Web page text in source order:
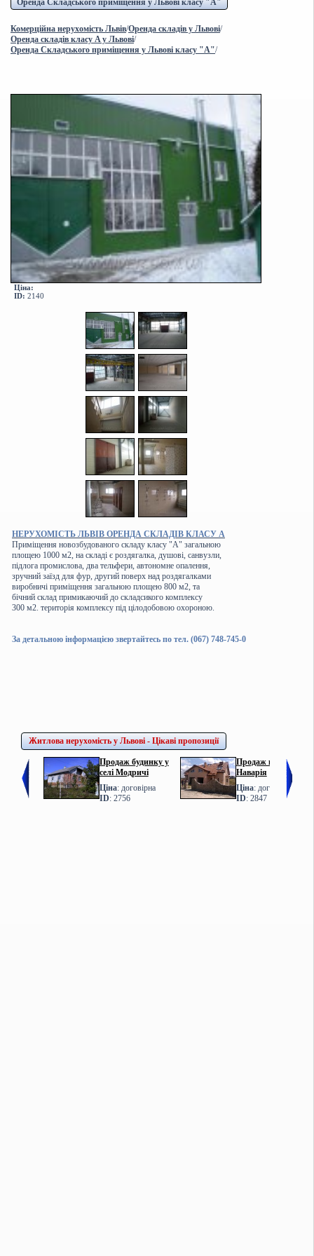
Оренда Складcького приміщення у Львові класу "A"
Комерційна нерухомість Львів/Оренда складів у Львові/
Оренда складів класу A у Львові/
Оренда Складcького приміщення у Львові класу "A"/
Ціна:
ID: 2140
НЕРУХОМІСТЬ ЛЬВІВ ОРЕНДА СКЛАДІВ КЛАСУ А
Приміщення новозбудованого складу класу "А" загальною
площею 1000 м2, на складі є роздягалка, душові, санвузли,
підлога промислова, два тельфери, автономне опалення,
зручний заїзд для фур, другий поверх над роздягалками
виробничі приміщення загальною площею 800 м2, та
бічний склад примикаючий до складсикого комплексу
300 м2. територія комплексу під цілодобовою охороною.
За детальною інформацією звертайтесь по тел. (067) 748-745-0
Житлова нерухомість у Львові - Цікаві пропозиції
Продаж будинку у
селі Модричі
Ціна: договірна
ID: 2756
Продаж котеджу у с.
Наварія
Ціна: договірна
ID: 2847